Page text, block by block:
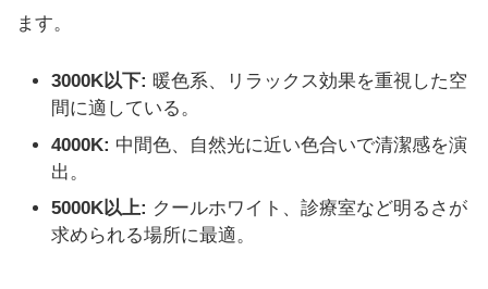
ます。
3000K以下: 暖色系、リラックス効果を重視した空
間に適している。
4000K: 中間色、自然光に近い色合いで清潔感を演
出。
5000K以上: クールホワイト、診療室など明るさが
求められる場所に最適。